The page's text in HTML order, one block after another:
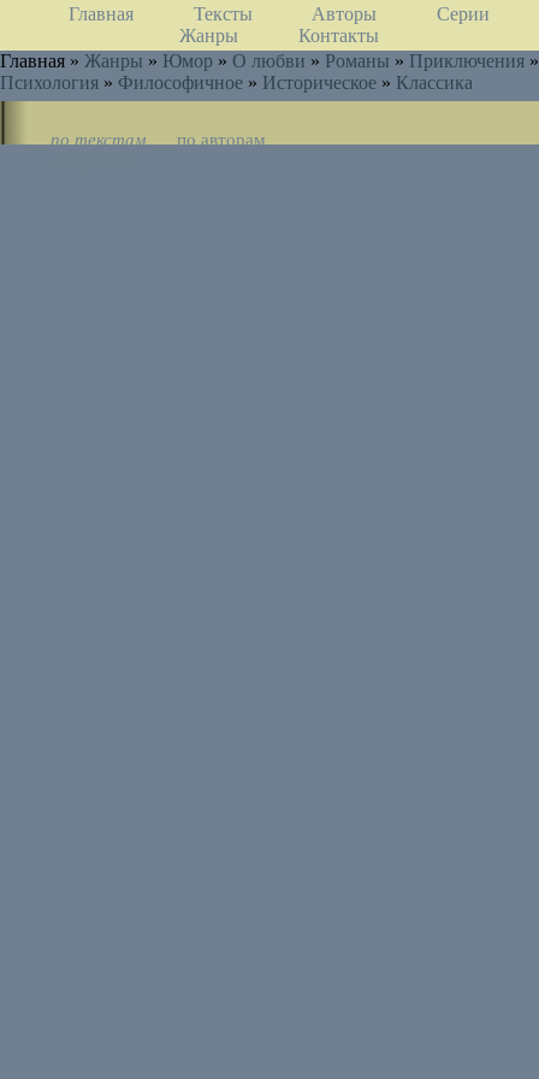
Главная Тексты Авторы
Серии
Жанры
Контакты
Главная » Жанры » Юмор » О любви » Романы » Приключения »
Психология » Философичное » Историческое » Классика
по текстам
по авторам